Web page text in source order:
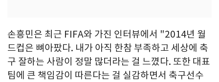
손흥민은 최근 FIFA와 가진 인터뷰에서 "2014년 월
드컵은 뼈아팠다. 내가 아직 한참 부족하고 세상에 축
구 잘하는 사람이 정말 많더라는 걸 느꼈다. 또한 대표
팀에 큰 책임감이 따른다는 걸 실감하면서 축구선수